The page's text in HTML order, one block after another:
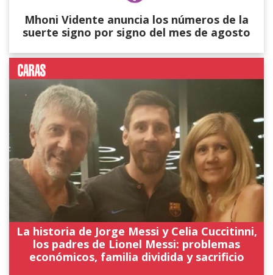
Mhoni Vidente anuncia los números de la
suerte signo por signo del mes de agosto
La historia de Jorge Messi y Celia Cuccitinni,
los padres de Lionel Messi: problemas
económicos, familia dividida y sacrificio